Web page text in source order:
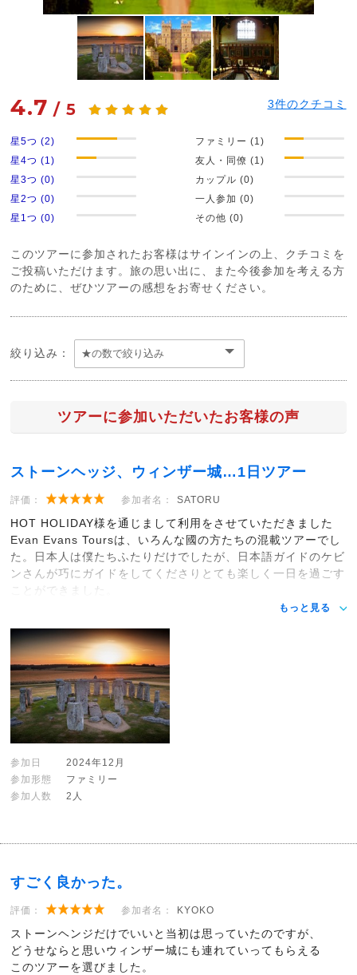
4.7 /5 3件のクチコミ
星5つ (2)
星4つ (1)
星3つ (0)
星2つ (0)
星1つ (0)
ファミリー (1)
友人・同僚 (1)
カップル (0)
一人参加 (0)
その他 (0)
このツアーに参加されたお客様はサインインの上、クチコミを
ご投稿いただけます。旅の思い出に、また今後参加を考える方
のために、ぜひツアーの感想をお寄せください。
絞り込み：
ツアーに参加いただいたお客様の声
ストーンヘッジ、ウィンザー城…1日ツアー
評価： 参加者名： SATORU
HOT HOLIDAY様を通じまして利用をさせていただきました
Evan Evans Toursは、いろんな國の方たちの混載ツアーでし
た。日本人は僕たちふたりだけでしたが、日本語ガイドのケビ
ンさんが巧にガイドをしてくださりとても楽しく一日を過ごす
ことができました。
もっと見る
参加日
2024年12月
参加形態
ファミリー
参加人数
2人
すごく良かった。
評価： 参加者名： KYOKO
ストーンヘンジだけでいいと当初は思っていたのですが、
どうせならと思いウィンザー城にも連れていってもらえる
このツアーを選びました。